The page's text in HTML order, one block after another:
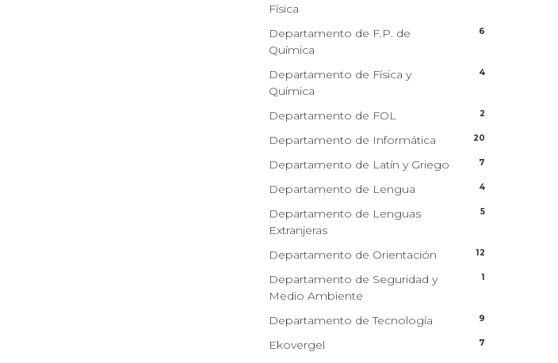
Física
Departamento de F.P. de
Química
6
Departamento de Física y
Química
4
Departamento de FOL 2
Departamento de Informática 20
Departamento de Latín y Griego 7
Departamento de Lengua 4
Departamento de Lenguas
Extranjeras
5
Departamento de Orientación 12
Departamento de Seguridad y
Medio Ambiente
1
Departamento de Tecnología 9
Ekovergel 7